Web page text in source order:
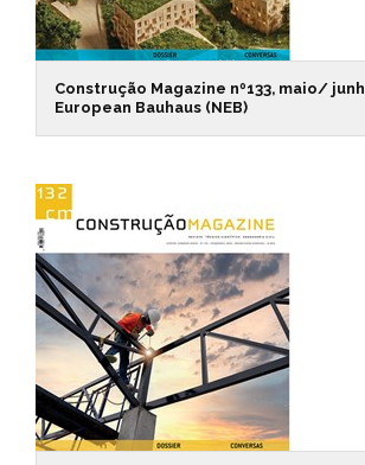
Construção Magazine nº133, maio/
European Bauhaus (NEB)